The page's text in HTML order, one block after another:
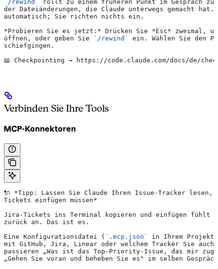
`/rewind`
rollt zu einem früheren Punkt im Gespräch
der Dateiänderungen, die Claude unterwegs gemacht
automatisch; Sie richten nichts ein.
*Probieren Sie es jetzt:* Drücken Sie *Esc* zweimal,
öffnen, oder geben Sie
`/rewind`
ein. Wählen Sie den
schiefgingen.
📖 Checkpointing → https://code.claude.com/docs/de/
Verbinden Sie Ihre Tools
MCP-Konnektoren
🔌 *Tipp: Lassen Sie Claude Ihren Issue-Tracker lesen,
Tickets einfügen müssen*
Jira-Tickets ins Terminal kopieren und einfügen fühlt
zurück an. Das ist es.
Eine Konfigurationsdatei ( `.mcp.json`
in Ihrem Projekt-
mit GitHub, Jira, Linear oder welchem Tracker Sie auch
passieren „Was ist das Top-Priority-Issue, das mir
„Gehen Sie voran und beheben Sie es" im selben